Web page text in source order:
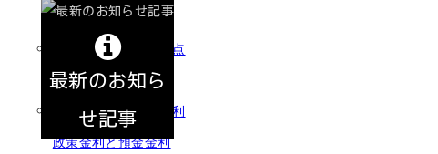
不動産 投資方式
不動産投資の注意点
政策金利と預金金利
最新のお知ら
せ記事
INFORMATION